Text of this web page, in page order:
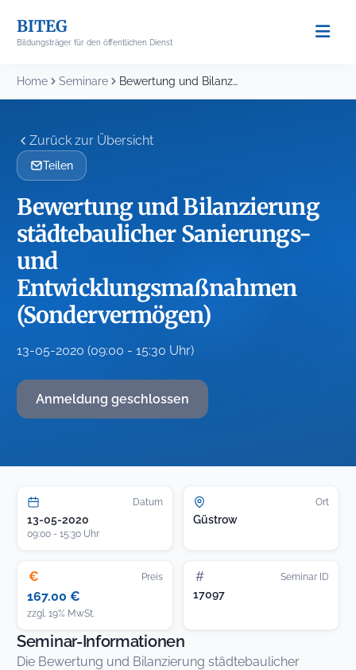
content
BITEG
Bildungsträger für den öffentlichen Dienst
Home Seminare Bewertung und Bilanzierung städtebaulicher Sanierungs- und Entwicklungsmaßnahmen (Sondervermögen)...
Zurück zur Übersicht
Teilen
Bewertung und Bilanzierung
städtebaulicher Sanierungs-
und
Entwicklungsmaßnahmen
(Sondervermögen)
13-05-2020 (09:00 - 15:30 Uhr)
Anmeldung geschlossen
Datum
13-05-2020
09:00 - 15:30 Uhr
Ort
Güstrow
€ Preis
167.00 €
zzgl. 19% MwSt.
# Seminar ID
17097
Seminar-Informationen
Die Bewertung und Bilanzierung städtebaulicher